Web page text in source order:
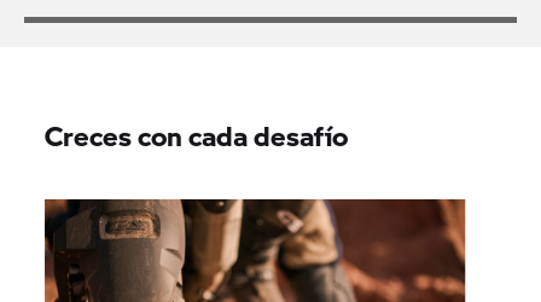
Creces con cada desafío